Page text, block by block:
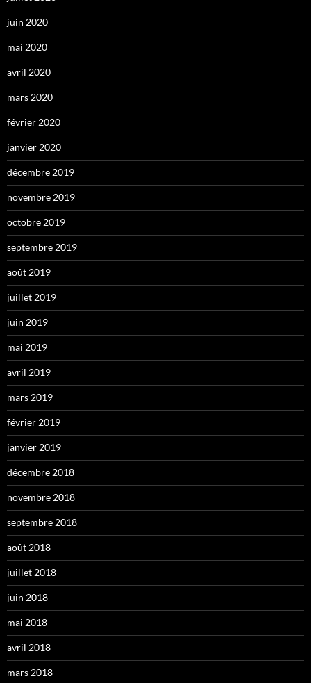
juin 2020
mai 2020
avril 2020
mars 2020
février 2020
janvier 2020
décembre 2019
novembre 2019
octobre 2019
septembre 2019
août 2019
juillet 2019
juin 2019
mai 2019
avril 2019
mars 2019
février 2019
janvier 2019
décembre 2018
novembre 2018
septembre 2018
août 2018
juillet 2018
juin 2018
mai 2018
avril 2018
mars 2018